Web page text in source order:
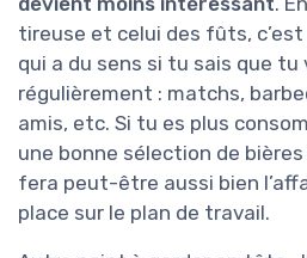
tireuse et celui des fûts,
qui a du sens si tu sais que tu
régulièrement : matchs,
amis, etc. Si tu es plus
une bonne sélection de
fera peut-être aussi bien
place sur le plan de travail.